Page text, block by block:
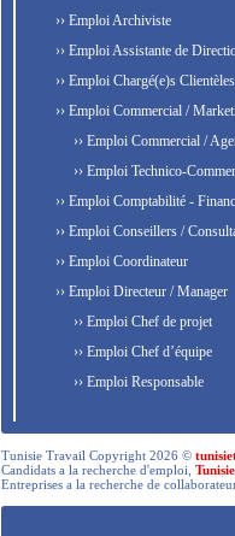
›› Emploi Archiviste
›› Emploi Assistante de
›› Emploi Chargé(e)s Clientèles
›› Emploi Commercial /
›› Emploi Commercial /
›› Emploi Technico-
›› Emploi Comptabilité -
›› Emploi Conseillers /
›› Emploi Coordinateur
›› Emploi Directeur / Manager
›› Emploi Chef de projet
›› Emploi Chef d’équipe
›› Emploi Responsable
Tunisie Travail Copyright 2026 ©
Candidats a la recherche d'emploi,
Entreprises a la recherche de